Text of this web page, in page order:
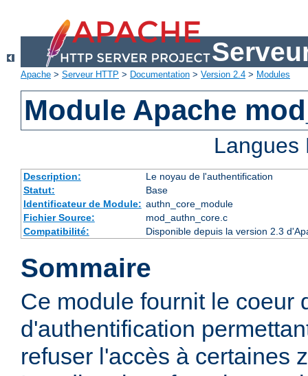
Apache > Serveur HTTP > Documentation > Version 2.4 > Modules
Module Apache
Description:
Le noyau de l'authentification
Statut:
Base
Identificateur de Module: authn_core_module
Fichier Source:
mod_authn_core.c
Compatibilité:
Disponible depuis la version 2.3
Sommaire
Ce module fournit le coeur
d'authentification
refuser l'accès à certaines